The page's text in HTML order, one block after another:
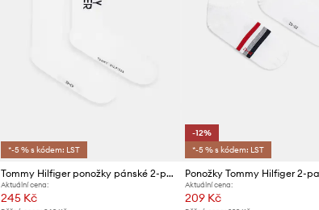
*-5 % s kódem: LST
Tommy Hilfiger ponožky pánské 2-pack
Aktuální cena:
245 Kč
-12%
*-5 % s kódem: LST
Ponožky Tommy Hilfiger 2-
Aktuální cena:
209 Kč